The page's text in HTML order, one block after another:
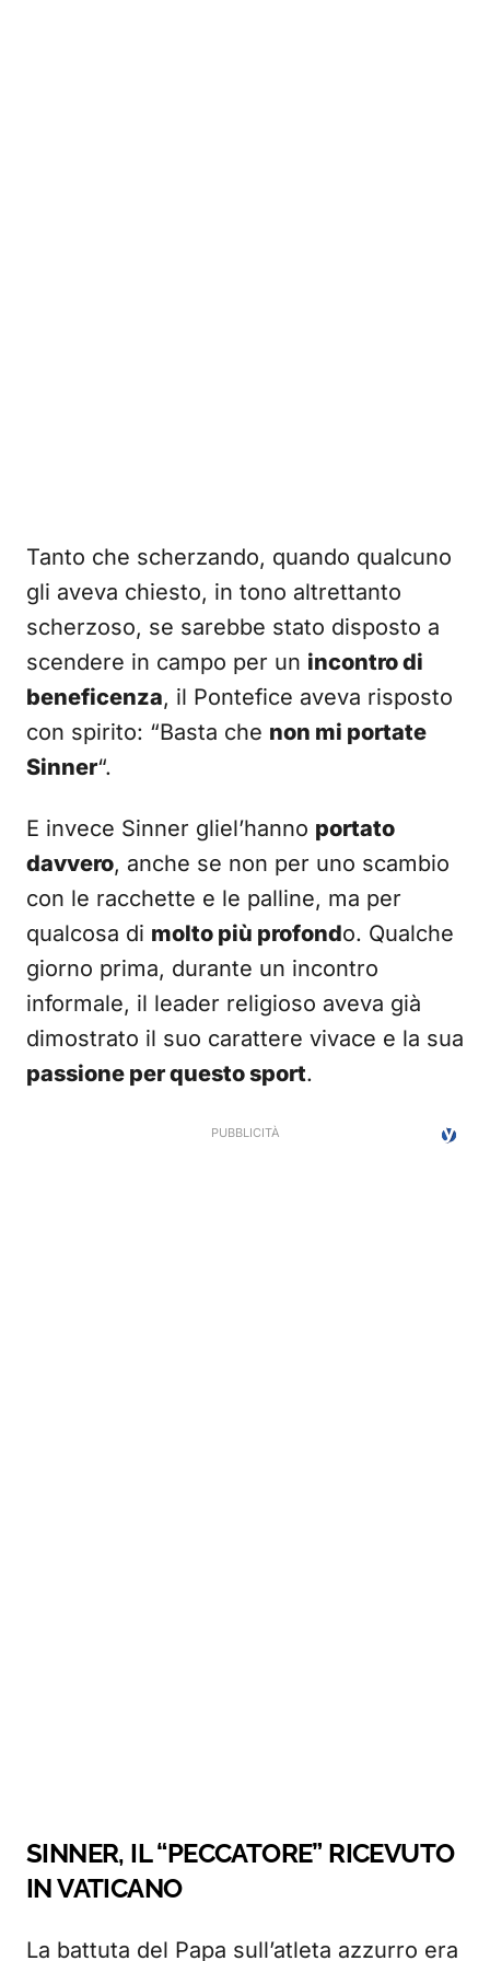
Tanto che scherzando, quando qualcuno
gli aveva chiesto, in tono altrettanto
scherzoso, se sarebbe stato disposto a
scendere in campo per un incontro di
beneficenza, il Pontefice aveva risposto
con spirito: “Basta che non mi portate
Sinner“.
E invece Sinner gliel’hanno portato
davvero, anche se non per uno scambio
con le racchette e le palline, ma per
qualcosa di molto più profondo. Qualche
giorno prima, durante un incontro
informale, il leader religioso aveva già
dimostrato il suo carattere vivace e la sua
passione per questo sport.
SINNER, IL “PECCATORE” RICEVUTO
IN VATICANO
La battuta del Papa sull’atleta azzurro era